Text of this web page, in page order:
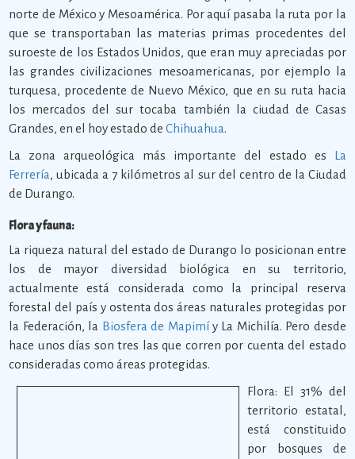
norte de México y Mesoamérica. Por aquí pasaba la ruta por la
que se transportaban las materias primas procedentes del
suroeste de los Estados Unidos, que eran muy apreciadas por
las grandes civilizaciones mesoamericanas, por ejemplo la
turquesa, procedente de Nuevo México, que en su ruta hacia
los mercados del sur tocaba también la ciudad de Casas
Grandes, en el hoy estado deChihuahua.
La zona arqueológica más importante del estado es
La
Ferrería, ubicada a 7 kilómetros al sur del centro de la Ciudad
de Durango.
Flora y fauna:
La riqueza natural del estado de Durango lo posicionan entre
los de mayor diversidad biológica en su territorio,
actualmente está considerada como la principal reserva
forestal del país y ostenta dos áreas naturales protegidas por
la Federación, la Biosfera de Mapimíy La Michilía. Pero desde
hace unos días son tres las que corren por cuenta del estado
consideradas como áreas protegidas.
Flora: El 31% del
territorio estatal,
está constituido
por bosques de